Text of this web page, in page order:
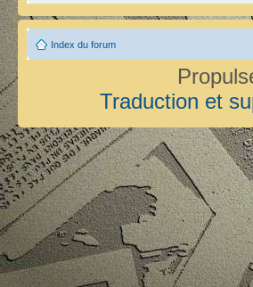
Index du forum
Traduction et